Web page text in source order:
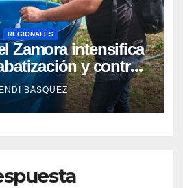
REGIONALES
Zamora intensifica
y control
comunidades del
BASQUEZ